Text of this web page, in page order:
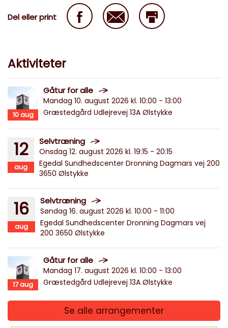
Del eller print
Aktiviteter
10aug
Gåtur for alle
Mandag 10. august 2026 kl. 10:00 - 13:00
Græstedgård Udlejrevej 13A Ølstykke
12
aug
Selvtræning
Onsdag 12. august 2026 kl. 19:15 - 20:15
Egedal Sundhedscenter Dronning Dagmars vej 200
3650 Ølstykke
16
aug
Selvtræning
Søndag 16. august 2026 kl. 10:00 - 11:00
Egedal Sundhedscenter Dronning Dagmars vej
200 3650 Ølstykke
17aug
Gåtur for alle
Mandag 17. august 2026 kl. 10:00 - 13:00
Græstedgård Udlejrevej 13A Ølstykke
Se alle arrangementer